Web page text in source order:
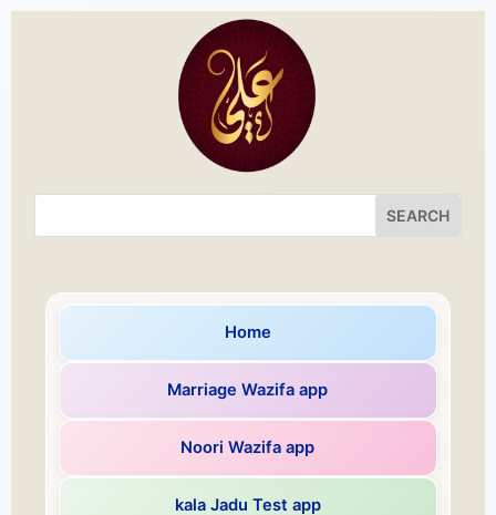
Home
Marriage Wazifa app
Noori Wazifa app
kala Jadu Test app